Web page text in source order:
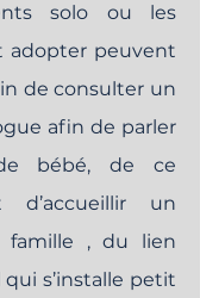
solo ou les
adopter peuvent
de consulter un
afin de parler
bébé, de ce
d’accueillir un
famille , du lien
s’installe petit